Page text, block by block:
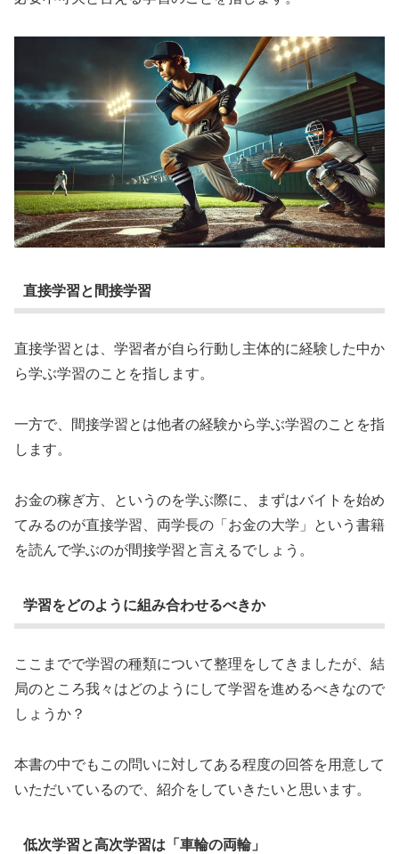
直接学習と間接学習
直接学習とは、学習者が自ら行動し主体的に経験した中か
ら学ぶ学習のことを指します。
一方で、間接学習とは他者の経験から学ぶ学習のことを指
します。
お金の稼ぎ方、というのを学ぶ際に、まずはバイトを始め
てみるのが直接学習、両学長の「お金の大学」という書籍
を読んで学ぶのが間接学習と言えるでしょう。
学習をどのように組み合わせるべきか
ここまでで学習の種類について整理をしてきましたが、結
局のところ我々はどのようにして学習を進めるべきなので
しょうか？
本書の中でもこの問いに対してある程度の回答を用意して
いただいているので、紹介をしていきたいと思います。
低次学習と高次学習は「車輪の両輪」